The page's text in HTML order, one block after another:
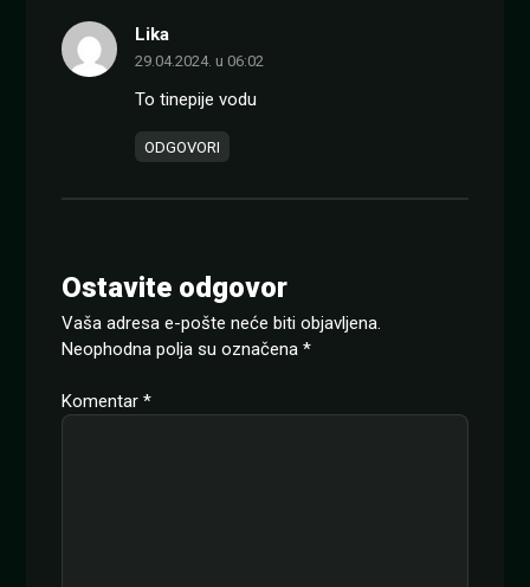
Lika
29.04.2024. u 06:02
To tinepije vodu
ODGOVORI
Ostavite odgovor
Vaša adresa e-pošte neće biti objavljena.
Neophodna polja su označena *
Komentar *